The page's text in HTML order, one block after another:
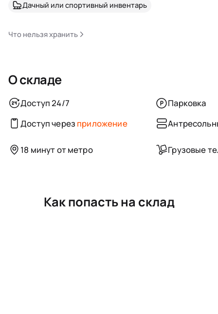
Дачный или спортивный инвентарь
Что нельзя хранить
О складе
Доступ 24/7
Парковка
Доступ через приложение
18 минут от метро Грузовые
Как попасть на склад